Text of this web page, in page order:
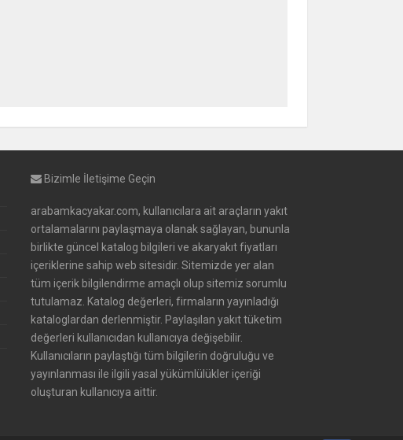
Bizimle İletişime Geçin
arabamkacyakar.com, kullanıcılara ait araçların yakıt
ortalamalarını paylaşmaya olanak sağlayan, bununla
birlikte güncel katalog bilgileri ve akaryakıt fiyatları
içeriklerine sahip web sitesidir. Sitemizde yer alan
tüm içerik bilgilendirme amaçlı olup sitemiz sorumlu
tutulamaz. Katalog değerleri, firmaların yayınladığı
kataloglardan derlenmiştir. Paylaşılan yakıt tüketim
değerleri kullanıcıdan kullanıcıya değişebilir.
Kullanıcıların paylaştığı tüm bilgilerin doğruluğu ve
yayınlanması ile ilgili yasal yükümlülükler içeriği
oluşturan kullanıcıya aittir.